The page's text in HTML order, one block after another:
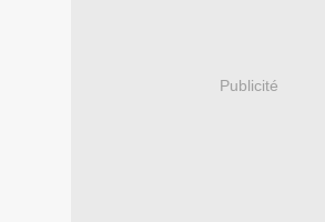
Publicité